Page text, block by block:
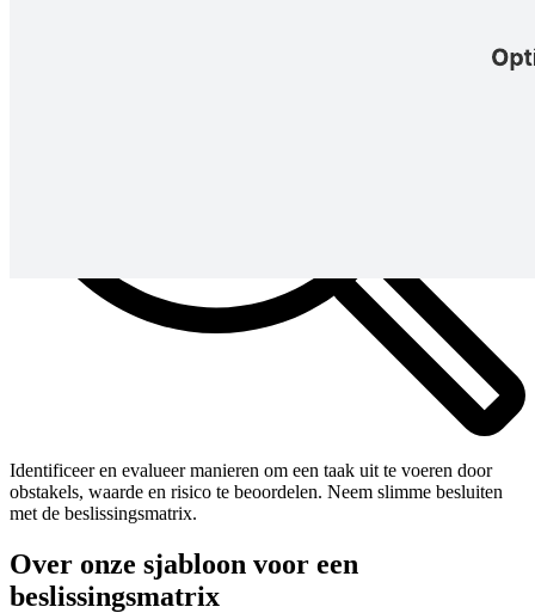
Identificeer en evalueer manieren om een taak uit te voeren door
obstakels, waarde en risico te beoordelen. Neem slimme besluiten
met de beslissingsmatrix.
Over onze sjabloon voor een
beslissingsmatrix